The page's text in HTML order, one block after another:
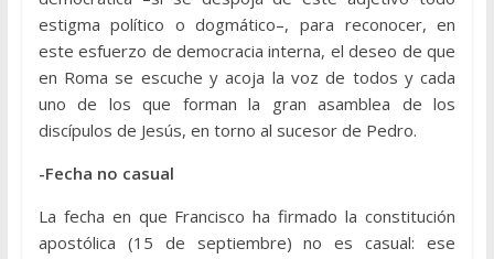
estigma político o dogmático–, para reconocer, en
este esfuerzo de democracia interna, el deseo de que
en Roma se escuche y acoja la voz de todos y cada
uno de los que forman la gran asamblea de los
discípulos de Jesús, en torno al sucesor de Pedro.
-Fecha no casual
La fecha en que Francisco ha firmado la constitución
apostólica (15 de septiembre) no es casual: ese